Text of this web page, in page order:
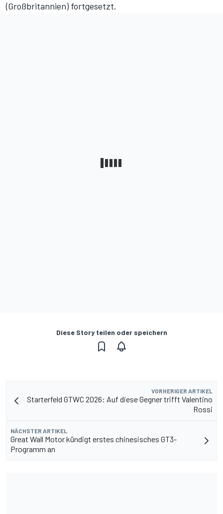
(Großbritannien) fortgesetzt.
Diese Story teilen oder speichern
VORHERIGER ARTIKEL
Starterfeld GTWC 2026: Auf diese Gegner trifft Valentino
Rossi
NÄCHSTER ARTIKEL
Great Wall Motor kündigt erstes chinesisches GT3-
Programm an